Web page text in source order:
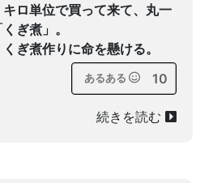
ロ単位で買って来て、丸一
ぎ煮」。
ぎ煮作りに命を懸ける。
あるある 10
続きを読む